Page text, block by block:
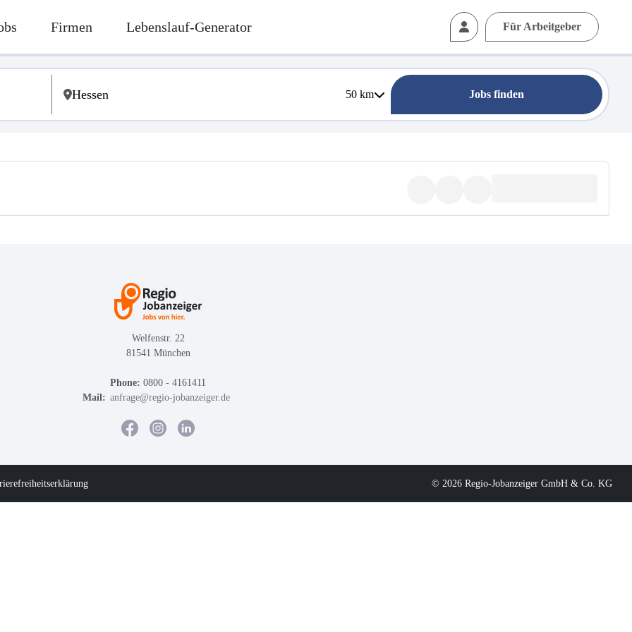
Firmen Lebenslauf-Generator Für Arbeitgeber
50km Jobs finden
Welfenstr. 22
81541 München
Phone: 0800 - 4161411
Mail: anfrage@regio-jobanzeiger.de
© 2026 Regio-Jobanzeiger GmbH & Co. KG